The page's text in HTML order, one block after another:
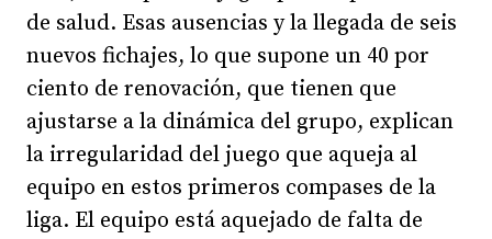
de salud. Esas ausencias y la llegada de seis
nuevos fichajes, lo que supone un 40 por
ciento de renovación, que tienen que
ajustarse a la dinámica del grupo, explican
la irregularidad del juego que aqueja al
equipo en estos primeros compases de la
liga. El equipo está aquejado de falta de